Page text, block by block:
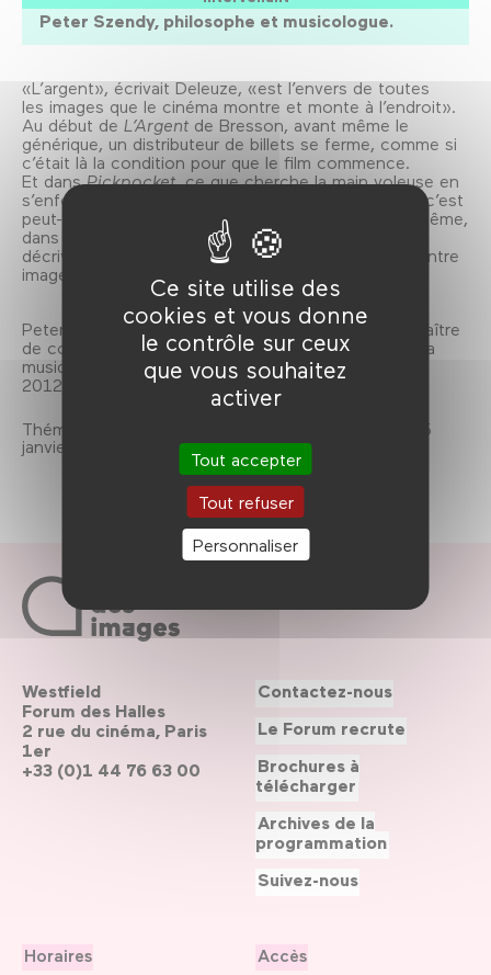
Ce site utilise des
cookies et vous donne
le contrôle sur ceux
que vous souhaitez
activer
Tout accepter
Tout refuser
Personnaliser
Peter Szendy, philosophe et musicologue.
«L’argent», écrivait Deleuze, «est l’envers de toutes
les images que le cinéma montre et monte à l’endroit».
Au début de L’Argent de Bresson, avant même le
générique, un distributeur de billets se ferme, comme si
c’était là la condition pour que le film commence.
Et dansPickpocket, ce que cherche la main voleuse en
s’enfonçant dans l’entrebâillement des vêtements, c’est
peut-être le lieu mystérieux de ce que Bresson lui-même,
dans ses «Notes sur le cinématographe»,
décrivait comme les «échanges qui se produisent entre
images et images».
Peter Szendy est un philosophe et musicologue, maître
de conférences à Paris X et conseiller à la Cité de la
musique. Dernier essai paru: «L'Apocalypse-cinéma.
2012 et autres fins du monde» (Éd. Capricci, 2012).
Thématique L'argent ne fait pas le bonheur(!), du 15
janvier au 28 février 2014.
Westfield
Forum des Halles
2 rue du cinéma, Paris
1er
+33 (0)1 44 76 63 00
Horaires
Accès
Contactez-nous
Le Forum recrute
Brochures à
télécharger
Archives de la
programmation
Suivez-nous